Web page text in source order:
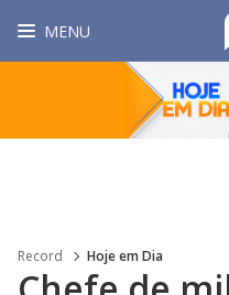
MENU
Record Hoje em Dia